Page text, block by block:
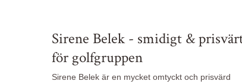
Sirene Belek - smidigt &
för golfgruppen
Sirene Belek är en mycket omtyckt och prisvärd